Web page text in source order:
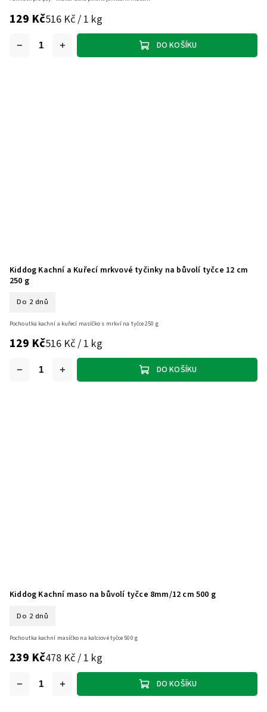
129 Kč516 Kč / 1 kg
DO KOŠÍKU
Kiddog Kachní a Kuřecí mrkvové tyčinky na bůvolí tyčce 12 cm
250 g
Do 2 dnů
129 Kč516 Kč / 1 kg
DO KOŠÍKU
Pochoutka kachní a kuřecí masíčko s mrkví na tyčce 250 g
Kiddog Kachní maso na bůvolí tyčce 8mm/12 cm 500 g
Do 2 dnů
239 Kč478 Kč / 1 kg
DO KOŠÍKU
Pochoutka kachní masíčko na kalciové tyčce 500 g